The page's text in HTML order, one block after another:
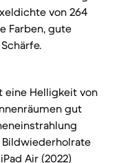
von 264
Farben, gute
eine Helligkeit von
gut
Air (2022)